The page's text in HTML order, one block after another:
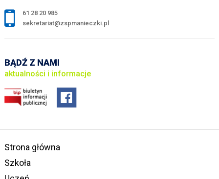
61 28 20 985
sekretariat@zspmanieczki.pl
BĄDŹ Z NAMI
aktualności i informacje
Strona główna
Szkoła